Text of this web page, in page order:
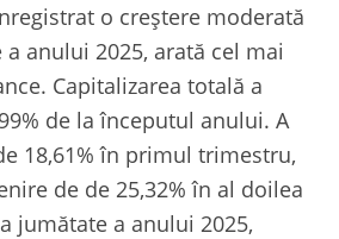
o creștere moderată
anului 2025, arată cel mai
Capitalizarea totală a
de la începutul anului. A
18,61% în primul trimestru,
de de 25,32% în al doilea
jumătate a anului 2025,